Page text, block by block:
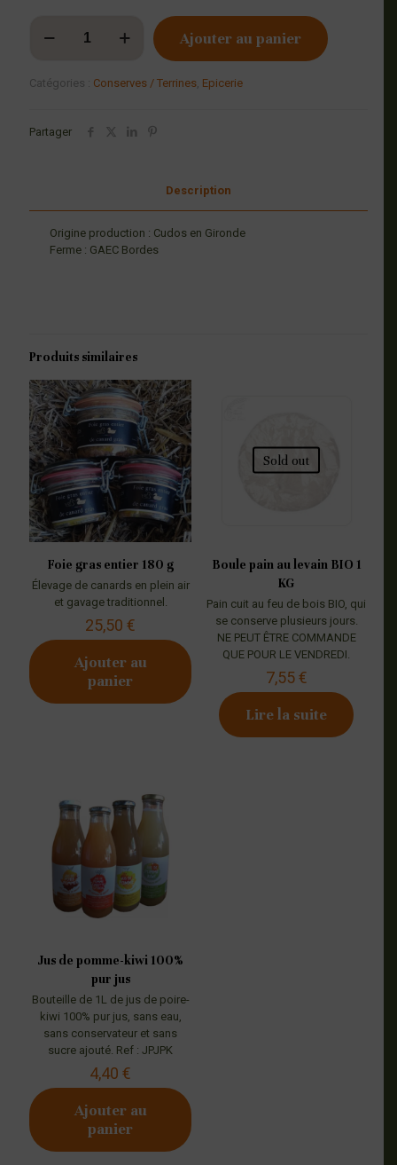
entier
Ajouter au panier
Catégories : Conserves / Terrines, Epicerie
Partager
Description
Origine production : Cudos en Gironde
Ferme : GAEC Bordes
Produits similaires
Foie gras entier 180 g
Élevage de canards en plein air
et gavage traditionnel.
25,50€
Ajouter au
panier
Sold out
Boule pain au levain BIO 1
KG
Pain cuit au feu de bois BIO, qui
se conserve plusieurs jours.
NE PEUT ÊTRE COMMANDE
QUE POUR LE VENDREDI.
7,55€
Lire la suite
Jus de pomme-kiwi 100%
pur jus
Bouteille de 1L de jus de poire-
kiwi 100% pur jus, sans eau,
sans conservateur et sans
sucre ajouté. Ref : JPJPK
4,40€
Ajouter au
panier